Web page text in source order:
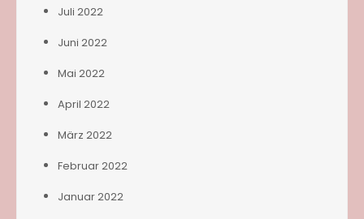
Juli 2022
Juni 2022
Mai 2022
April 2022
März 2022
Februar 2022
Januar 2022